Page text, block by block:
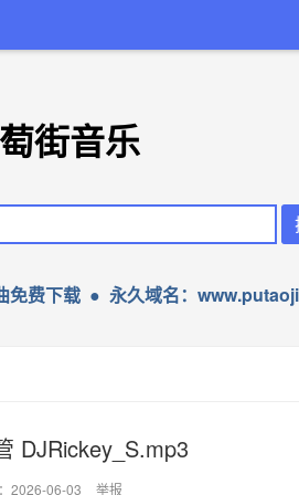
街音乐
免费下载 ● 永久域名：
DJRickey_S.mp3
2026-06-03 举报